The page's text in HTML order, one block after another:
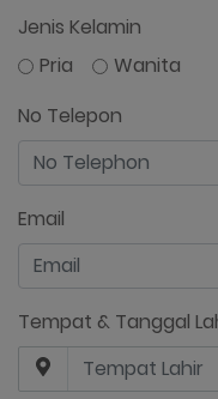
Jenis Kelamin
Pria
Wanita
No Telepon
Email
Tempat & Tanggal